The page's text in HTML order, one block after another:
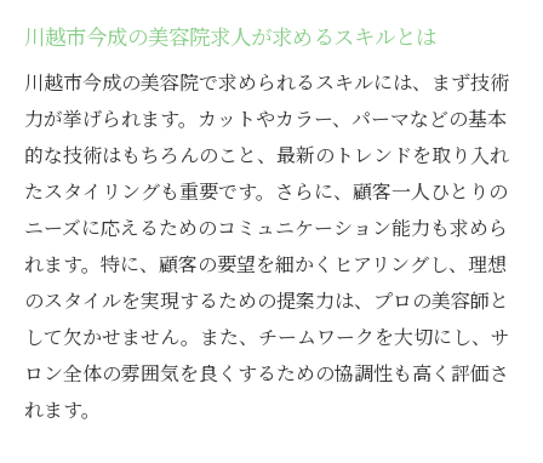
川越市今成の美容院求人が求めるスキルとは
川越市今成の美容院で求められるスキルには、まず技術
力が挙げられます。カットやカラー、パーマなどの基本
的な技術はもちろんのこと、最新のトレンドを取り入れ
たスタイリングも重要です。さらに、顧客一人ひとりの
ニーズに応えるためのコミュニケーション能力も求めら
れます。特に、顧客の要望を細かくヒアリングし、理想
のスタイルを実現するための提案力は、プロの美容師と
して欠かせません。また、チームワークを大切にし、サ
ロン全体の雰囲気を良くするための協調性も高く評価さ
れます。